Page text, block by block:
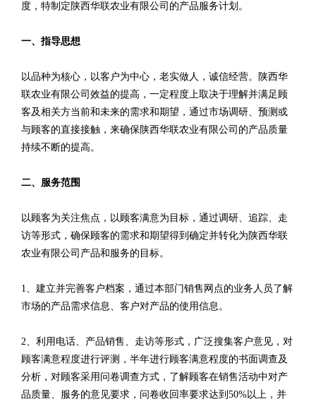
度，特制定陕西华联农业有限公司的产品服务计划。
一、指导思想
以品种为核心，以客户为中心，老实做人，诚信经营。陕西华
联农业有限公司效益的提高，一定程度上取决于理解并满足顾
客及相关方当前和未来的需求和期望，通过市场调研、预测或
与顾客的直接接触，来确保陕西华联农业有限公司的产品质量
持续不断的提高。
二、服务范围
以顾客为关注焦点，以顾客满意为目标，通过调研、追踪、走
访等形式，确保顾客的需求和期望得到确定并转化为陕西华联
农业有限公司产品和服务的目标。
1、建立并完善客户档案，通过本部门销售网点的业务人员了解
市场的产品需求信息、客户对产品的使用信息。
2、利用电话、产品销售、走访等形式，广泛搜集客户意见，对
顾客满意程度进行评测，半年进行顾客满意程度的书面调查及
分析，对顾客采用问卷调查方式，了解顾客在销售活动中对产
品质量、服务的意见要求，问卷收回率要求达到50%以上，并